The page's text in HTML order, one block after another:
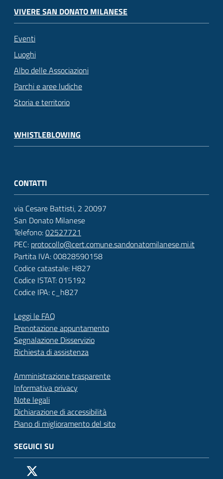
VIVERE SAN DONATO MILANESE
Eventi
Luoghi
Albo delle Associazioni
Parchi e aree ludiche
Storia e territorio
WHISTLEBLOWING
CONTATTI
via Cesare Battisti, 2 20097
San Donato Milanese
Telefono:02527721
PEC: protocollo@cert.comune.sandonatomilanese.mi.it
Partita IVA: 00828590158
Codice catastale: H827
Codice ISTAT: 015192
Codice IPA: c_h827
Leggi le FAQ
Prenotazione appuntamento
Segnalazione Disservizio
Richiesta di assistenza
Amministrazione trasparente
Informativa privacy
Note legali
Dichiarazione di accessibilità
Piano di miglioramento del sito
SEGUICI SU
Pagina Facebook del Comune di San Donato Milanese